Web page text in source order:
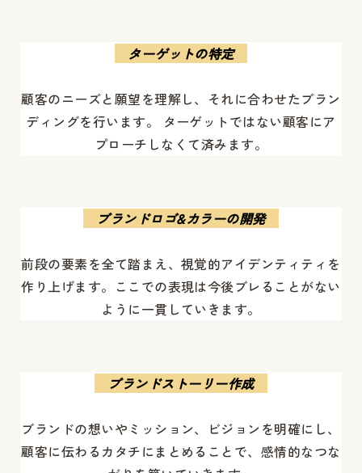
ターゲットの特定
顧客のニーズと願望を理解し、それに合わせたブラン
ディングを行います。 ターゲットではない顧客にア
プローチしなくて済みます。
ブランドロゴ&カラーの開発
前段の要素を全て踏まえ、視覚的アイデンティティを
作り上げます。ここでの表現は今後ブレることがない
ように一貫していきます。
ブランドストーリー作成
ブランドの想いやミッション、ビジョンを明確にし、
顧客に伝わるカタチにまとめることで、感情的なつな